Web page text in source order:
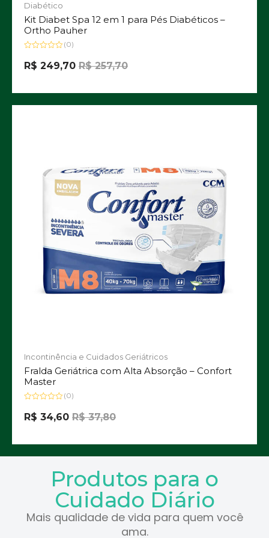
Diabético
Kit Diabet Spa 12 em 1 para Pés Diabéticos –
Ortho Pauher
0
de
(0)
R$257,70
R$ 249,70
Incontinência e Cuidados Geriátricos
Fralda Geriátrica com Alta Absorção – Confort
Master
0
de
(0)
R$37,80
R$ 34,60
Produtos para o
Cuidado Diário
Mais qualidade de vida para quem você
ama.